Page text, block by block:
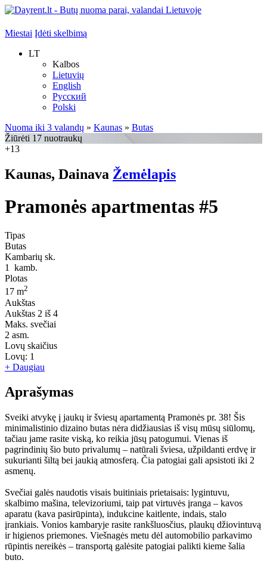
Miestai Įdėti skelbimą
LT
Kalbos
Lietuvių
English
Русский
Polski
Nuoma iki 3 valandų » Kaunas » Butas
Žiūrėti 17 nuotraukų
+13
Kaunas, Dainava Žemėlapis
Pramonės apartmentas #5
Tipas
Butas
Kambarių sk.
1
kamb.
Plotas
17 m2
Aukštas
Aukštas 2 iš 4
Maks. svečiai
2 asm.
Lovų skaičius
Lovų: 1
+ Daugiau
Aprašymas
Sveiki atvykę į jaukų ir šviesų apartamentą Pramonės pr. 38! Šis
minimalistinio dizaino butas nėra didžiausias iš visų mūsų siūlomų,
tačiau jame rasite viską, ko reikia jūsų patogumui. Vienas iš
pagrindinių šio buto privalumų – natūrali šviesa, užpildanti erdvę ir
sukurianti šiltą bei jaukią atmosferą. Čia patogiai gali apsistoti iki 2
asmenų.
Svečiai galės naudotis visais buitiniais prietaisais: lygintuvu,
skalbimo mašina, televizoriumi, taip pat virtuvės įranga – kavos
aparatu (kava pasirūpinta), indukcine kaitlente, indais, stalo
įrankiais. Vonios kambaryje rasite rankšluosčius, plaukų džiovintuvą
ir higienos priemones. Viešnagės metu dėl automobilio parkavimo
rūpintis nereikės – transportą galėsite patogiai palikti kieme šalia
buto.